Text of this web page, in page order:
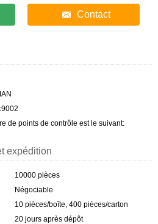
Contact
de points de contrôle est le suivant:
expédition
10000 pièces
Négociable
10 pièces/boîte, 400 pièces/carton
20 jours après dépôt